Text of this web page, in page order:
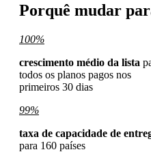
Porquê mudar
100%
crescimento médio da lista
todos os planos pagos nos
primeiros 30 dias
99%
taxa de capacidade de
para 160 países